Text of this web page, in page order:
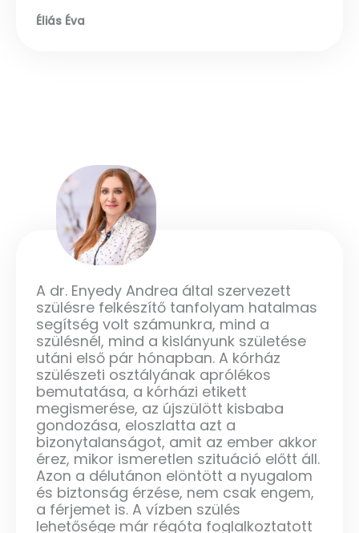
Éliás Éva
A dr. Enyedy Andrea által szervezett
szülésre felkészítő tanfolyam hatalmas
segítség volt számunkra, mind a
szülésnél, mind a kislányunk születése
utáni első pár hónapban. A kórház
szülészeti osztályának aprólékos
bemutatása, a kórházi etikett
megismerése, az újszülött kisbaba
gondozása, eloszlatta azt a
bizonytalanságot, amit az ember akkor
érez, mikor ismeretlen szituáció előtt áll.
Azon a délutánon elöntött a nyugalom
és biztonság érzése, nem csak engem,
a férjemet is. A vízben szülés
lehetősége már régóta foglalkoztatott